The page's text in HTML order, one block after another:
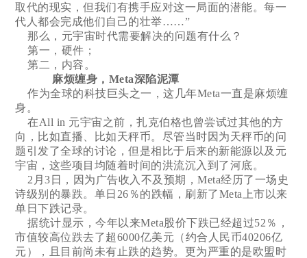
取代的现实，但我们有携手应对这一局面的潜能。每一
代人都会完成他们自己的壮举……”
那么，元宇宙时代需要解决的问题有什么？
第一，硬件；
第二，内容。
麻烦缠身，Meta深陷泥潭
作为全球的科技巨头之一，这几年Meta一直是麻烦缠
身。
在All in 元宇宙之前，扎克伯格也曾尝试过其他的方
向，比如直播、比如天秤币。尽管当时因为天秤币的问
题引发了全球的讨论，但是相比于后来的新能源以及元
宇宙，这些项目均随着时间的洪流沉入到了河底。
2月3日，因为广告收入不及预期，Meta经历了一场史
诗级别的暴跌。单日26％的跌幅，刷新了Meta上市以来
单日下跌记录。
据统计显示，今年以来Meta股价下跌已经超过52％，
市值较高位跌去了超6000亿美元（约合人民币40206亿
元），且目前尚未有止跌的趋势。更为严重的是欧盟时